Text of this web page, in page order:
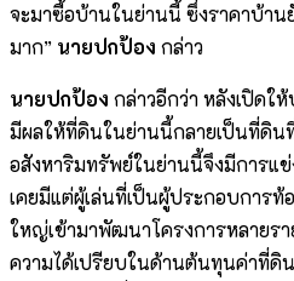
จะมาซื้อบ้านในย่านนี้ ซึ่งราคาบ้าน
มาก” นายปกป้อง กล่าว
นายปกป้อง กล่าวอีกว่า หลังเปิด
มีผลให้ที่ดินในย่านนี้กลายเป็นที่ดิน
อสังหาริมทรัพย์ในย่านนี้จึงมีการแ
เคยมีแต่ผู้เล่นที่เป็นผู้ประกอบการ
ใหญ่เข้ามาพัฒนาโครงการหลายรา
ความได้เปรียบในด้านต้นทุนค่าที่ดิน